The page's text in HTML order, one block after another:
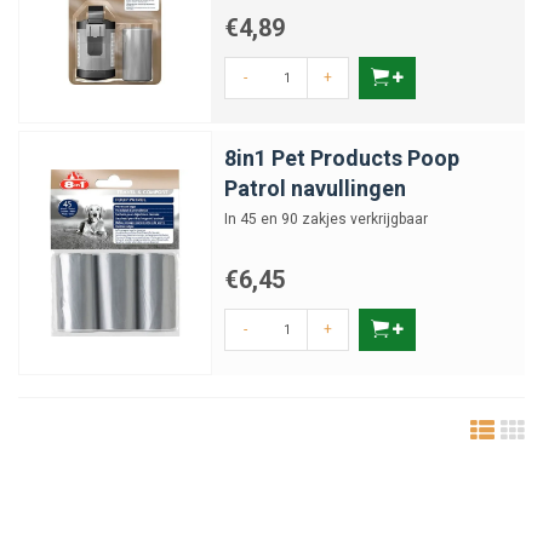
€4,89
- +
8in1 Pet Products Poop
Patrol navullingen
In 45 en 90 zakjes verkrijgbaar
€6,45
- +